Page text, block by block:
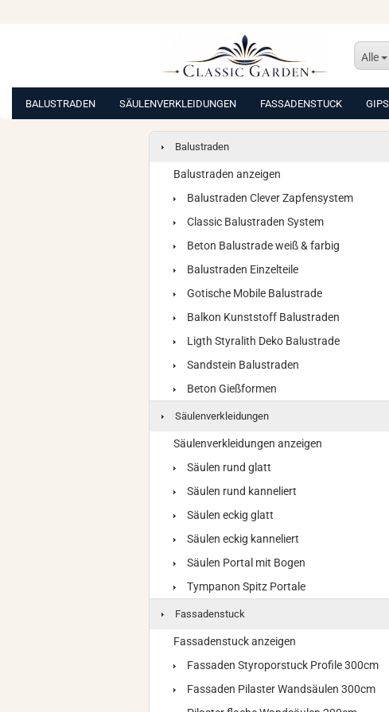
Alle
BALUSTRADEN SÄULENVERKLEIDUNGEN FASSADENSTUCK
Balustraden
Balustraden anzeigen
Balustraden Clever Zapfensystem
Classic Balustraden System
Beton Balustrade weiß & farbig
Balustraden Einzelteile
Gotische Mobile Balustrade
Balkon Kunststoff Balustraden
Ligth Styralith Deko Balustrade
Sandstein Balustraden
Beton Gießformen
Säulenverkleidungen
Säulenverkleidungen anzeigen
Säulen rund glatt
Säulen rund kanneliert
Säulen eckig glatt
Säulen eckig kanneliert
Säulen Portal mit Bogen
Tympanon Spitz Portale
Fassadenstuck
Fassadenstuck anzeigen
Fassaden Styroporstuck Profile 300cm
Fassaden Pilaster Wandsäulen 300cm